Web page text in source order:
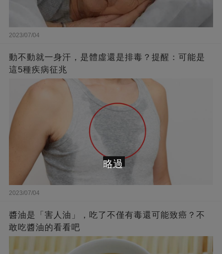
2023/07/04
動不動就一身汗，是體虛還是排毒？提醒：可能是
這5種疾病征兆
2023/07/04
醬油是「害人油」，吃了不僅有毒還可能致癌？不
敢吃醬油的看看吧
略過